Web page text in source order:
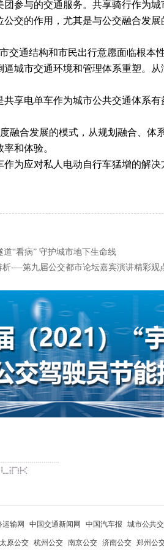
参与的交通服务。共享骑行作为城
交的作用，尤其是与公交融合发
交通结构和市民出行意愿面临根本
城市交通环境和管理体系重塑。
享电单车作为城市公共交通体系
融合发展的模式，从规划融合、体
和体验。
为应对私人电动自行车猛增的解
“看病” 守护城市地下生命线
析-—第九届公交都市论坛嘉宾演讲精彩观
运输网 中国交通新闻网 中国汽车报 城市公共
太原公交 杭州公交 南京公交 济南公交 郑州公